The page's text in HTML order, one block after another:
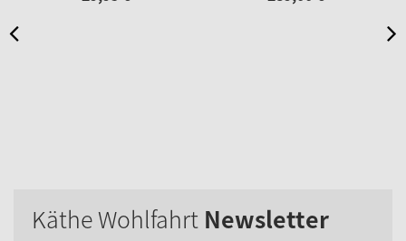
Käthe Wohlfahrt Newsletter